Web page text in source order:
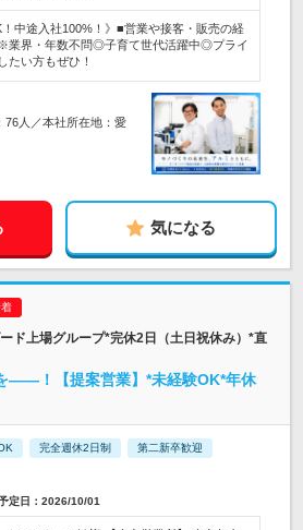
！中途入社100%！》■営業や接客・販売の経
業界・年数不問◎子育て世代活躍中◎プライ
たい方もぜひ！
76人／本社所在地：愛
気になる
ド上場グループ*完休2日（土日祝休み）*直
――！【提案営業】*未経験OK*年休
完全週休2日制 第二新卒歓迎
定日：2026/10/01